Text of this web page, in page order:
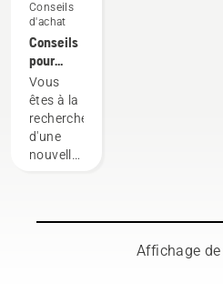
Conseils
d'achat
Conseils
pour
l'achat
d'une
fraise à
neige
Vous
êtes à la
recherche
d'une
nouvelle
quelques
Affichage de